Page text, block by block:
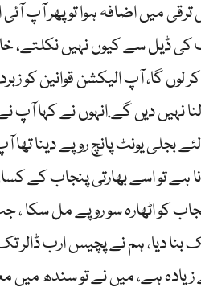
میں اضافہ ہوا تو پھر آپ
ایف کی ڈیل سے کیوں نہیں
گا، آپ الیکشن قوانین کو
نہیں دیں گے.انہوں نے کہا
بجلی یونٹ پانچ روپے دینا تھا
ہے تو اسے بھارتی پنجاب
پنجاب کو اٹھارہ سو روپے مل
دیا، ہم نے پچیس ارب ڈالر
ہے، میں نے تو سندھ